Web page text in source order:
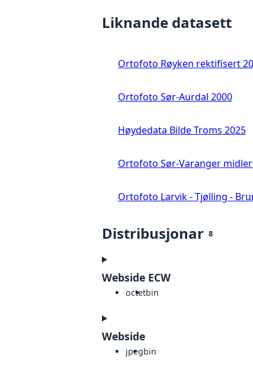
Liknande datasett
Ortofoto Røyken rektifisert
Ortofoto Sør-Aurdal 2000
Høydedata Bilde Troms 2025
Ortofoto Sør-Varanger
Ortofoto Larvik - Tjølling -
Distribusjonar 8
Webside ECW
octetbin
Webside
jpegbin